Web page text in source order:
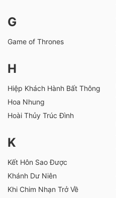
G
Game of Thrones
H
Hiệp Khách Hành Bất Thông
Hoa Nhung
Hoài Thủy Trúc Đình
K
Kết Hôn Sao Được
Khánh Dư Niên
Khi Chim Nhạn Trở Về